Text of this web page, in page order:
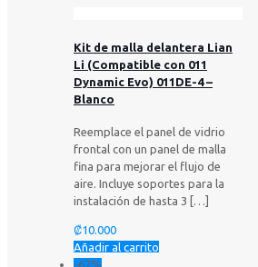
Kit de malla delantera Lian
Li (Compatible con 011
Dynamic Evo) 011DE-4 –
Blanco
Reemplace el panel de vidrio
frontal con un panel de malla
fina para mejorar el flujo de
aire. Incluye soportes para la
instalación de hasta 3 […]
₡10.000
Añadir al carrito
-67%